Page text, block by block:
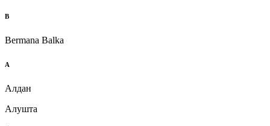
B
Bermana Balka
А
Алдан
Алушта